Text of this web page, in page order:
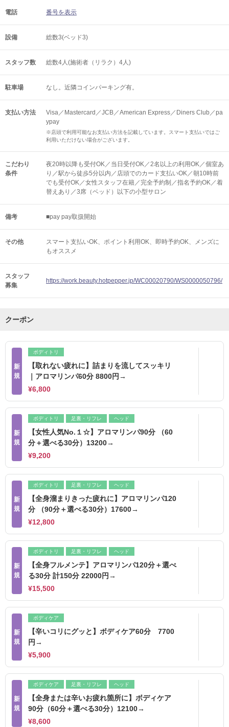
電話 番号を表示
設備 総数3(ベッド3)
スタッフ数 総数4人(施術者（リラク）4人)
駐車場 なし。近隣コインパーキング有。
支払い方法
Visa／Mastercard／JCB／American Express／Diners Club／pa
ypay
※店頭で利用可能なお支払い方法を記載しています。スマート支払いではご
利用いただけない場合がございます。
こだわり
条件
夜20時以降も受付OK／当日受付OK／2名以上の利用OK／個室あ
り／駅から徒歩5分以内／店頭でのカード支払いOK／朝10時前
でも受付OK／女性スタッフ在籍／完全予約制／指名予約OK／着
替えあり／3席（ベッド）以下の小型サロン
備考 ■pay pay取扱開始
その他 スマート支払いOK ポイント利用OK 即時予約OK
メンズに
もオススメ
スタッフ
募集
https://work.beauty.hotpepper.jp/WC00020790/WS0000050796/
クーポン
新
規
ボディトリ
【取れない疲れに】詰まりを流してスッキリ
｜アロマリンパ60分 8800円→
¥6,800
新
規
ボディトリ 足裏・リフレ ヘッド
【女性人気No.１☆】アロマリンパ90分 （60
分＋選べる30分）13200→
¥9,200
新
規
ボディトリ 足裏・リフレ ヘッド
【全身溜まりきった疲れに】アロマリンパ120
分 （90分＋選べる30分）17600→
¥12,800
新
規
ボディトリ 足裏・リフレ ヘッド
【全身フルメンテ】アロマリンパ120分＋選べ
る30分 計150分 22000円→
¥15,500
新
規
ボディケア
【辛いコリにグッと】ボディケア60分 7700
円→
¥5,900
新
規
ボディケア 足裏・リフレ ヘッド
【全身または辛いお疲れ箇所に】ボディケア
90分（60分＋選べる30分）12100→
¥8,600